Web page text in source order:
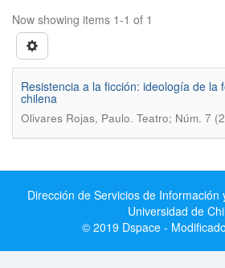
Now showing items 1-1 of 1
Resistencia a la ficción: ideología de la
chilena
Olivares Rojas, Paulo. Teatro; Núm. 7
Dirección de Servicios de Información
Universidad de
© 2019 Dspace -